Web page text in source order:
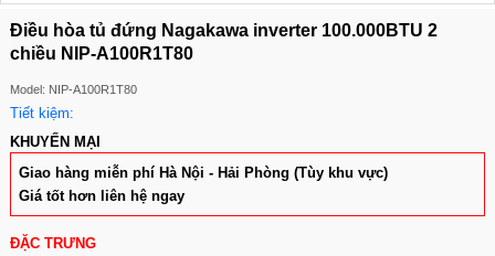
Điều hòa tủ đứng Nagakawa inverter 100.000BTU 2
chiều NIP-A100R1T80
Model: NIP-A100R1T80
Tiết kiệm:
KHUYẾN MẠI
Giao hàng miễn phí Hà Nội - Hải Phòng (Tùy khu vực)
Giá tốt hơn liên hệ ngay
ĐẶC TRƯNG